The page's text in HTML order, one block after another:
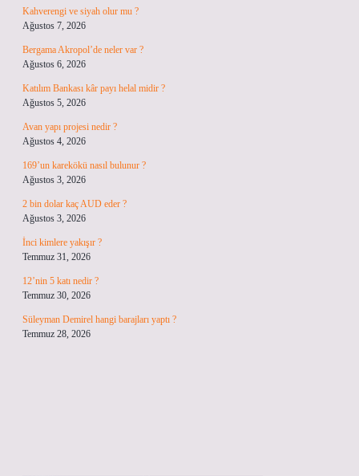
Kahverengi ve siyah olur mu ?
Ağustos 7, 2026
Bergama Akropol’de neler var ?
Ağustos 6, 2026
Katılım Bankası kâr payı helal midir ?
Ağustos 5, 2026
Avan yapı projesi nedir ?
Ağustos 4, 2026
169’un karekökü nasıl bulunur ?
Ağustos 3, 2026
2 bin dolar kaç AUD eder ?
Ağustos 3, 2026
İnci kimlere yakışır ?
Temmuz 31, 2026
12’nin 5 katı nedir ?
Temmuz 30, 2026
Süleyman Demirel hangi barajları yaptı ?
Temmuz 28, 2026